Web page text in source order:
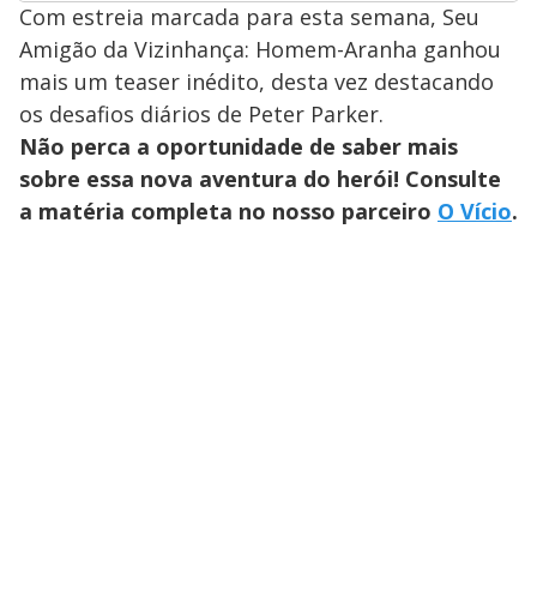
Com estreia marcada para esta semana, Seu
Amigão da Vizinhança: Homem-Aranha ganhou
mais um teaser inédito, desta vez destacando
os desafios diários de Peter Parker.
Não perca a oportunidade de saber mais
sobre essa nova aventura do herói! Consulte
a matéria completa no nosso parceiro O Vício.